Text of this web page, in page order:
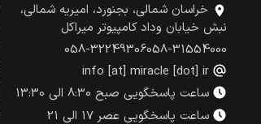
خراسان شمالی، بجنورد، امیریه شمالی،
نبش خیابان وداد کامپیوتر میراکل
058-31554000
058-32249306
info [at] miracle [dot] ir
ساعت پاسخگویی صبح 8:30 الی 13:30
ساعت پاسخگویی عصر 17 الی 21